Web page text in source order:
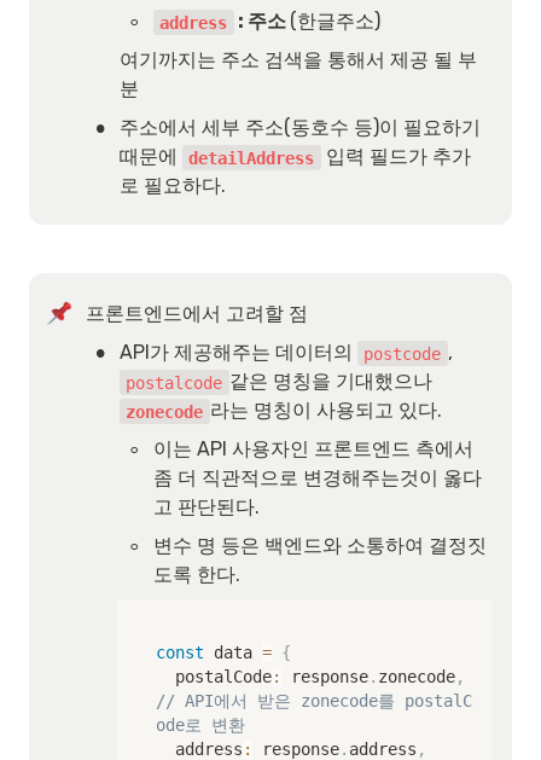
◦ address : 주소 (한글주소)
여기까지는 주소 검색을 통해서 제공 될 부
분
•
주소에서 세부 주소(동호수 등)이 필요하기
때문에
detailAddress
입력 필드가 추가
로 필요하다.
프론트엔드에서 고려할 점
• API가 제공해주는 데이터의 postcode
postalcode 같은 명칭을 기대했으나
zonecode 라는 명칭이 사용되고 있다.
◦
이는 API 사용자인 프론트엔드 측에서
좀 더 직관적으로 변경해주는것이 옳다
고 판단된다.
◦
변수 명 등은 백엔드와 소통하여 결정짓
도록 한다.
const data = {
  postalCode
: response. zonecode,
// API에서 받은 zonecode를 postalC
ode로 변환
  address
: response. address ,